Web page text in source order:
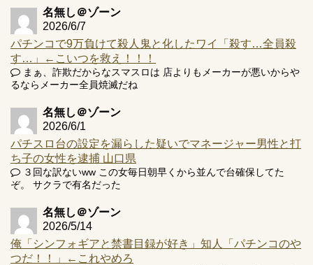
Powered by livedoor 相互RSS
名無し＠ゾーン
2026/6/7
パチンコで9万負けて殺人鬼と化したワイ「殺す…全員殺
す…」←こいつを救え！！！
まぁ、詐欺だからなスマスロは 店よりもメーカーが悪いからや
るならメーカー全員焼滅だね
名無し＠ゾーン
2026/6/1
パチスロ台の設定を漏らした疑いでマネージャー男性と打
ち子の女性を逮捕 山口県
３回な訳ないww この女毎日朝早くから並んで台確保してた
ぞ。 サクラで有名だった
名無し＠ゾーン
2026/5/14
俺「シンフォギアと禁書目録が好き」知人「パチンコのや
つだ！！」←これやめろ